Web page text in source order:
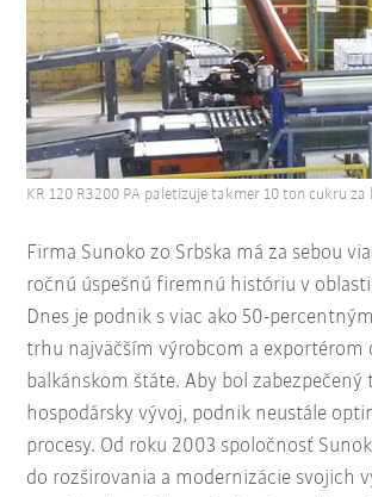
Firma Sunoko zo Srbska má za sebou
ročnú úspešnú firemnú históriu v
Dnes je podnik s viac ako 50-
trhu najväčším výrobcom a exportérom
balkánskom štáte. Aby bol zabezpečený
hospodársky vývoj, podnik neustále
procesy. Od roku 2003 spoločnosť
do rozširovania a modernizácie svojich
KR 120 R3200 PA paletizuje takmer 10 ton cukru za